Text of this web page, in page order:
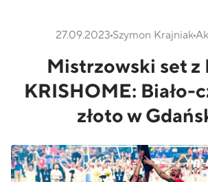
27.09.2023Szymon Krajniak
Mistrzowski set z
KRISHOME: Biało-
złoto w